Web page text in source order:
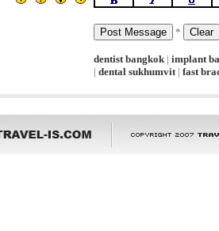
*
dentist bangkok| implant
| dental sukhumvit| fast